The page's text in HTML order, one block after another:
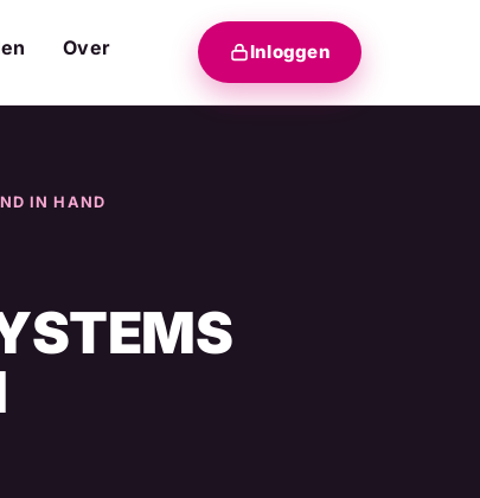
Over Inloggen
IN HAND